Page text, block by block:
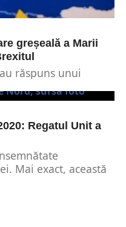
greșeală a Marii
răspuns unui
Regatul Unit a
Mai exact, această